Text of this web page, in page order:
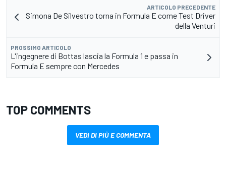
ARTICOLO PRECEDENTE
Simona De Silvestro torna in Formula E come Test Driver
della Venturi
PROSSIMO ARTICOLO
L'ingegnere di Bottas lascia la Formula 1 e passa in
Formula E sempre con Mercedes
TOP COMMENTS
VEDI DI PIÙ E COMMENTA